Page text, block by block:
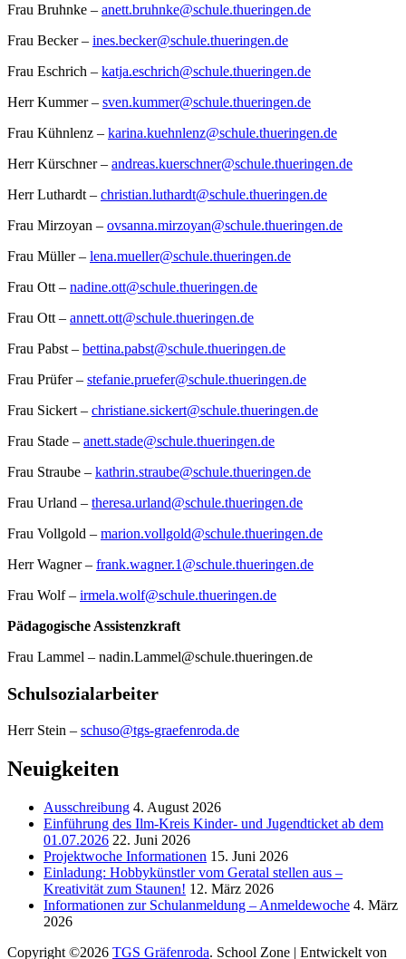
Frau Bruhnke – anett.bruhnke@schule.thueringen.de
Frau Becker – ines.becker@schule.thueringen.de
Frau Eschrich – katja.eschrich@schule.thueringen.de
Herr Kummer – sven.kummer@schule.thueringen.de
Frau Kühnlenz – karina.kuehnlenz@schule.thueringen.de
Herr Kürschner – andreas.kuerschner@schule.thueringen.de
Herr Luthardt – christian.luthardt@schule.thueringen.de
Frau Mirzoyan – ovsanna.mirzoyan@schule.thueringen.de
Frau Müller – lena.mueller@schule.thueringen.de
Frau Ott – nadine.ott@schule.thueringen.de
Frau Ott – annett.ott@schule.thueringen.de
Frau Pabst – bettina.pabst@schule.thueringen.de
Frau Prüfer – stefanie.pruefer@schule.thueringen.de
Frau Sickert – christiane.sickert@schule.thueringen.de
Frau Stade – anett.stade@schule.thueringen.de
Frau Straube – kathrin.straube@schule.thueringen.de
Frau Urland – theresa.urland@schule.thueringen.de
Frau Vollgold – marion.vollgold@schule.thueringen.de
Herr Wagner – frank.wagner.1@schule.thueringen.de
Frau Wolf – irmela.wolf@schule.thueringen.de
Pädagogische Assistenzkraft
Frau Lammel – nadin.Lammel@schule.thueringen.de
Schulsozialarbeiter
Herr Stein – schuso@tgs-graefenroda.de
Neuigkeiten
Ausschreibung 4. August 2026
Einführung des Ilm-Kreis Kinder- und Jugendticket ab dem
01.07.2026 22. Juni 2026
Projektwoche Informationen 15. Juni 2026
Einladung: Hobbykünstler vom Geratal stellen aus –
Kreativität zum Staunen! 12. März 2026
Informationen zur Schulanmeldung – Anmeldewoche 4. März
2026
Copyright ©2026 TGS Gräfenroda. School Zone | Entwickelt von